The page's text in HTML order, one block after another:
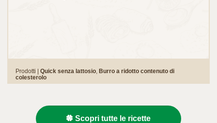
Prodotti | Quick senza lattosio Burro a ridotto contenuto di
colesterolo
Scopri tutte le ricette